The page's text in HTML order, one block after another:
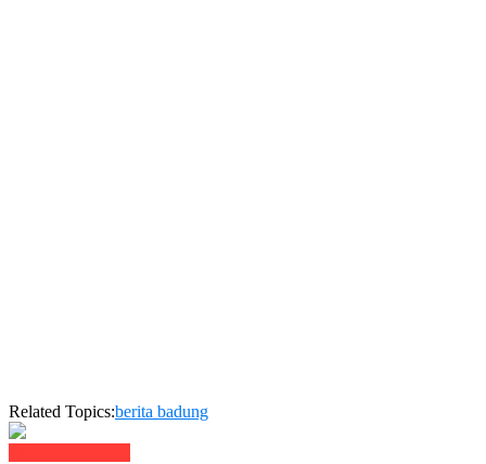
Related Topics:berita badung